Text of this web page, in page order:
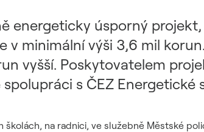
energeticky úsporný
minimální výši 3,6 mil
vyšší. Poskytovatelem
s ČEZ Energetické
na radnici, ve služebně Městské